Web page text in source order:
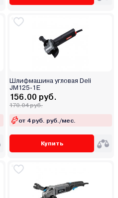
Шлифмашина угловая Deli
JM125-1E
156.00 руб.
170.04 руб.
от 4 руб. руб./мес.
Купить